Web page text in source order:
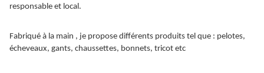
responsable et local.
Fabriqué à la main , je propose différents produits tel que : pelotes,
écheveaux, gants, chaussettes, bonnets, tricot etc